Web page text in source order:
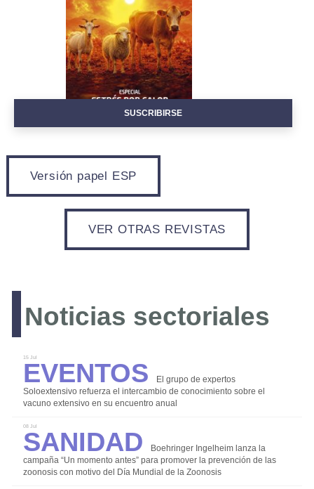
LOGIN
Comercialización
Instalaciones y Equipos
SUSCRIBIRSE
Versión papel ESP
VER OTRAS REVISTAS
Noticias sectoriales
15 Jul
Eventos
El grupo de expertos
Soloextensivo refuerza el intercambio de conocimiento sobre el
vacuno extensivo en su encuentro anual
08 Jul
Sanidad
Boehringer Ingelheim lanza la
campaña “Un momento antes” para promover la prevención de las
zoonosis con motivo del Día Mundial de la Zoonosis